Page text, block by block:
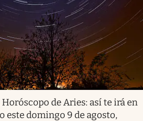
Horóscopo de Aries: así te irá en
este domingo 9 de agosto,